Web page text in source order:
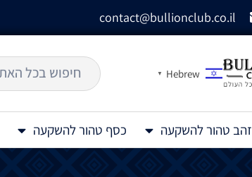
contact@bullionclub.co.il
Hebrew
▼
זהב טהור להשקעה כסף טהור להשקעה